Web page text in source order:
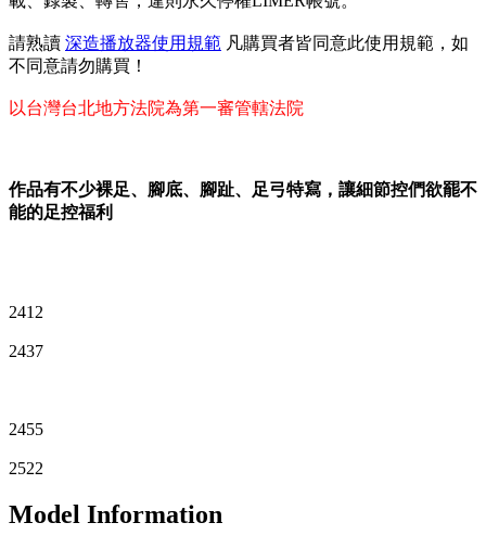
請熟讀 深造播放器使用規範 凡購買者皆同意此使用規範，如
不同意請勿購買！
以台灣台北地方法院為第一審管轄法院
作品有不少裸足、腳底、腳趾、足弓特寫，讓細節控們欲罷不
能的足控福利
2412
2437
2455
2522
Model Information